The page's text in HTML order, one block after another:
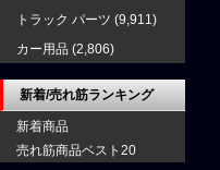
トラック パーツ (9,911)
カー用品 (2,806)
新着/売れ筋ランキング
新着商品
売れ筋商品ベスト20